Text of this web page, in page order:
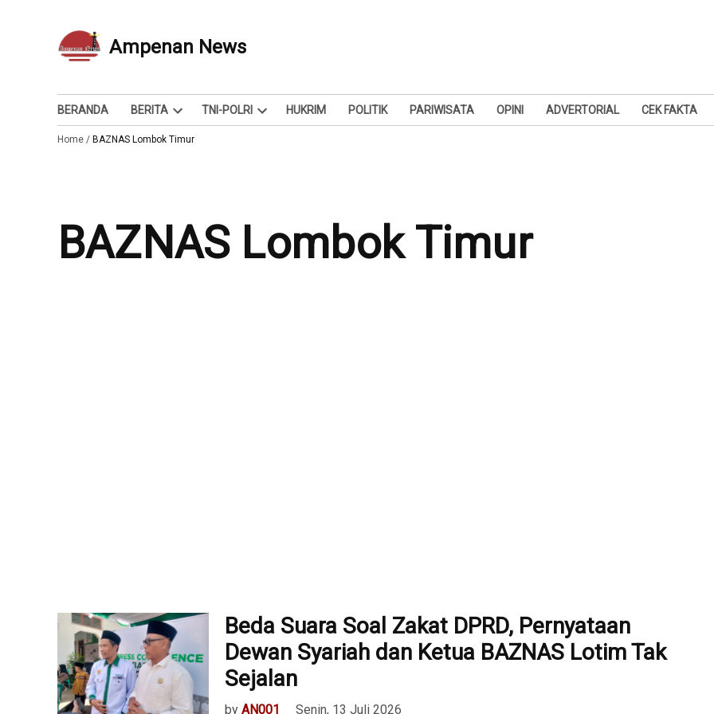
Ampenan News
Berita dan Info
BERANDA BERITA
Open
dropdown
TNI-POLRI
Open
HUKRIM POLITIK PARIWISATA OPINI ADVERTORIAL CEK FAKTA
Home / BAZNAS Lombok Timur
BAZNAS Lombok Timur
Beda Suara Soal Zakat DPRD, Pernyataan
Dewan Syariah dan Ketua BAZNAS Lotim Tak
Sejalan
by AN001 Senin, 13 Juli 2026